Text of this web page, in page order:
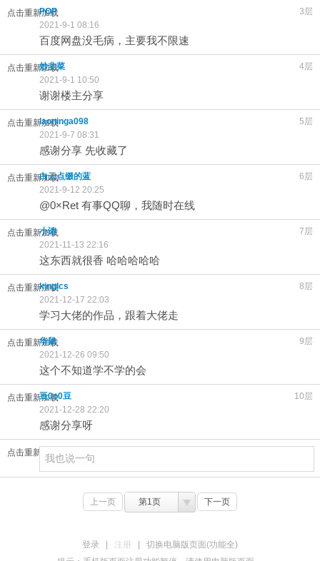
点击重新加载 3层
POP
2021-9-1 08:16
百度网盘没毛病，主要我不限速
点击重新加载 4层
炒韭菜
2021-9-1 10:50
谢谢楼主分享
点击重新加载 5层
laoninga098
2021-9-7 08:31
感谢分享 先收藏了
点击重新加载 6层
白云点缀的蓝
2021-9-12 20:25
@0×Ret 有事QQ聊，我随时在线
点击重新加载 7层
小涛
2021-11-13 22:16
这东西就很香 哈哈哈哈哈
点击重新加载 8层
kinglcs
2021-12-17 22:03
学习大佬的作品，跟着大佬走
点击重新加载 9层
华鼠
2021-12-26 09:50
这个不知道学不学的会
点击重新加载 10层
豆0o0豆
2021-12-28 22:20
感谢分享呀
点击重新加载
上一页 第1页 下一页
登录 注册
切换电脑版页面(功能全)